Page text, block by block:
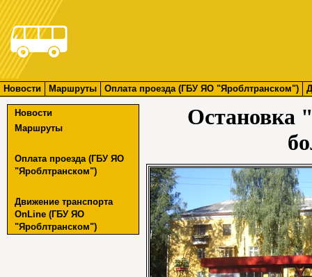
Новости Маршруты Оплата проезда (ГБУ ЯО "Яроблтранском")
Новости
Маршруты
Оплата проезда (ГБУ ЯО
"Яроблтранском")
Движение транспорта
OnLine (ГБУ ЯО
"Яроблтранском")
Остановка